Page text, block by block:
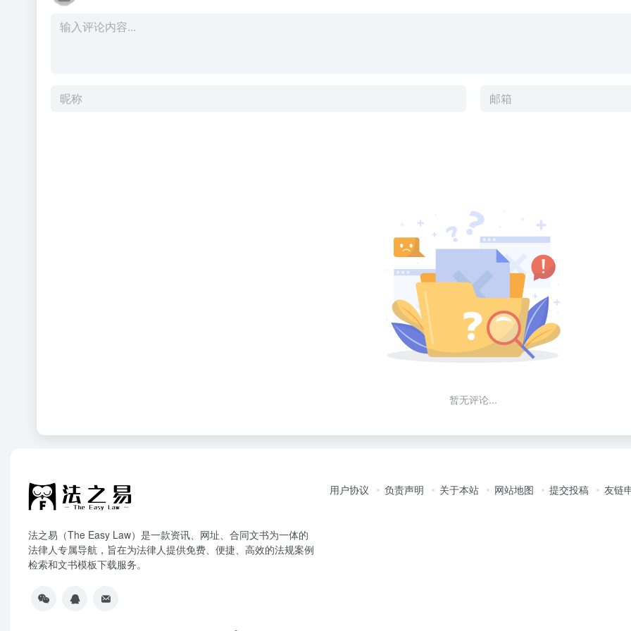
暂无评论...
法之易（The Easy Law）是一款资讯、网址、合同文书为一体的
法律人专属导航，旨在为法律人提供免费、便捷、高效的法规案例
检索和文书模板下载服务。
用户协议 负责声明 关于本站 网站地图 提交投稿 友链